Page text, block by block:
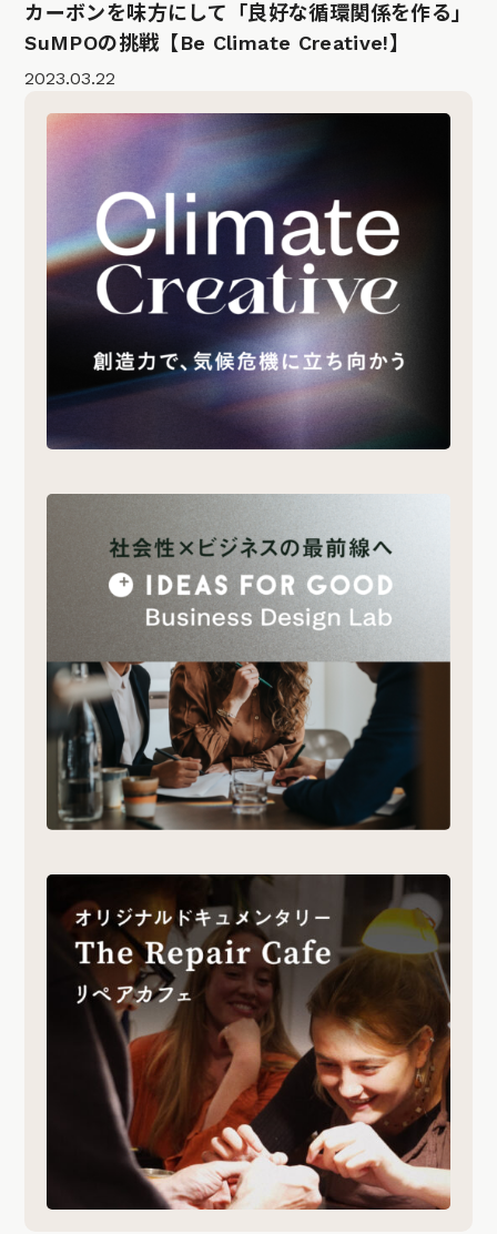
カーボンを味方にして「良好な循環関係を作る」
SuMPOの挑戦【Be Climate Creative!】
2023.03.22